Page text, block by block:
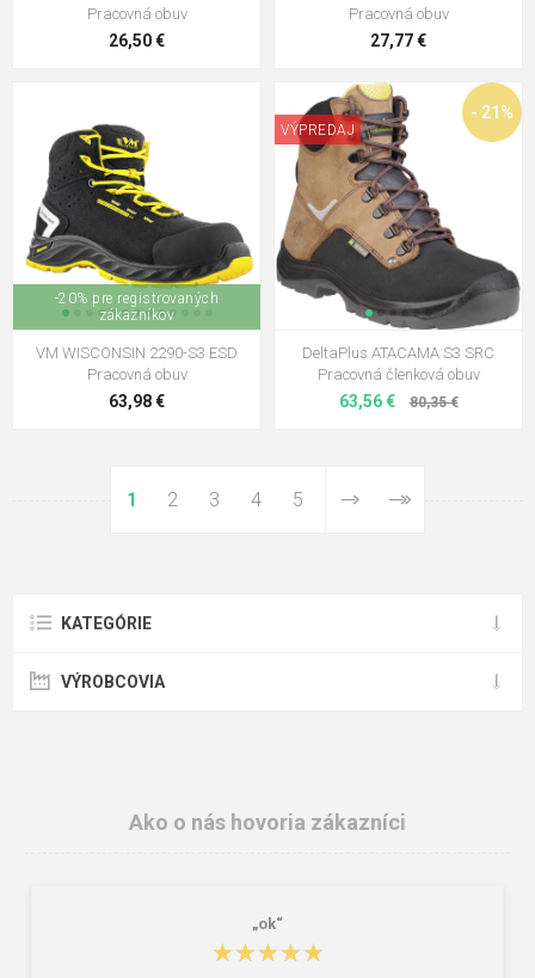
Pracovná obuv
26,50 €
Pracovná obuv
27,77 €
-20% pre registrovaných
zákazníkov
VM WISCONSIN 2290-S3 ESD
Pracovná obuv
63,98 €
- 21%
VÝPREDAJ
DeltaPlus ATACAMA S3 SRC
Pracovná členková obuv
63,56 € 80,35 €
1 2 3 4 5
KATEGÓRIE
VÝROBCOVIA
Ako o nás hovoria zákazníci
„ok“
★★★★★
★★★★★